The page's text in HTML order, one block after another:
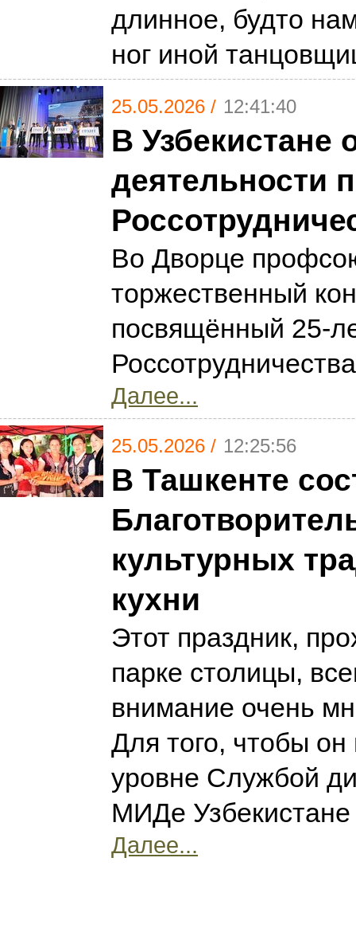
длинное, будто
ног иной
25.05.2026 / 12:41:40
В Узбекистане
деятельности
Во Дворце
торжественный
посвящённый 25-
Далее...
25.05.2026 / 12:25:56
В Ташкенте
культурных
кухни
Этот праздник,
парке столицы,
внимание очень
Для того, чтобы
уровне Службой
МИДе
Далее...